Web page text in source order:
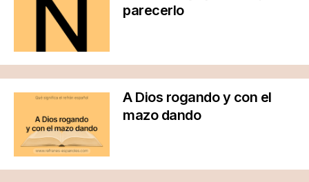
parecerlo
A Dios rogando y con el
mazo dando